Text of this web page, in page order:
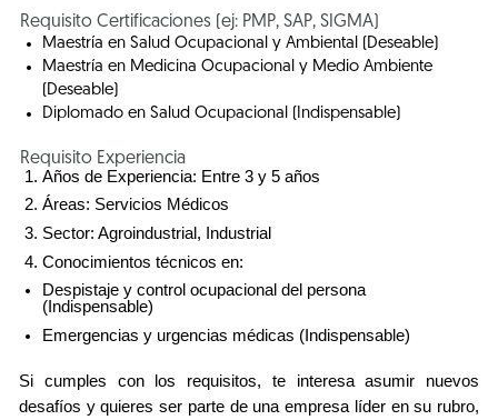
Requisito Certificaciones (ej: PMP, SAP, SIGMA)
Maestría en Salud Ocupacional y Ambiental (Deseable)
Maestría en Medicina Ocupacional y Medio Ambiente
(Deseable)
Diplomado en Salud Ocupacional (Indispensable)
Requisito Experiencia
Años de Experiencia: Entre 3 y 5 años
Áreas: Servicios Médicos
Sector: Agroindustrial, Industrial
Conocimientos técnicos en:
Despistaje y control ocupacional del persona
(Indispensable)
Emergencias y urgencias médicas (Indispensable)
Si cumples con los requisitos, te interesa asumir nuevos
desafíos y quieres ser parte de una empresa líder en su rubro,